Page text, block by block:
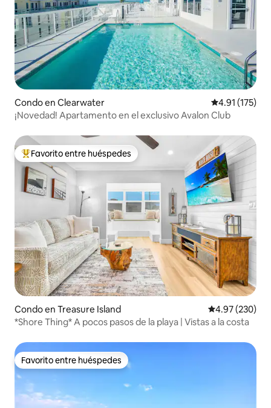
Condo en Clearwater Calificación
4.91 (175)
¡Novedad! Apartamento en el exclusivo Avalon Club
Favorito entre huéspedes preferido
Favorito entre huéspedes
Condo en Treasure Island Calificación
4.97 (230)
*Shore Thing* A pocos pasos de la playa | Vistas a la costa
Favorito entre huéspedes
Favorito entre huéspedes